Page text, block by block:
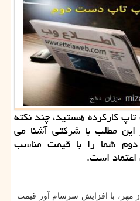
کارکرده هستید، چند نکته
این مطلب با شرکتی آشنا می
شما را با قیمت مناسب
اعتماد است.
مهر، با افزایش سرسام آور قیمت